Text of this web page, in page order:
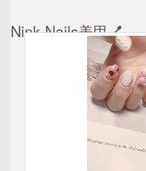
Nink Nails美甲💅